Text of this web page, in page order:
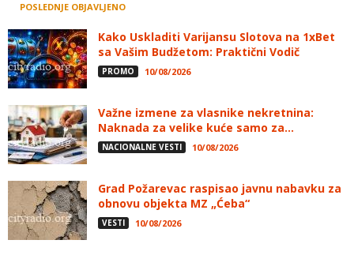
POSLEDNJE OBJAVLJENO
Kako Uskladiti Varijansu Slotova na 1xBet
sa Vašim Budžetom: Praktični Vodič
PROMO 10/08/2026
Važne izmene za vlasnike nekretnina:
Naknada za velike kuće samo za...
NACIONALNE VESTI 10/08/2026
Grad Požarevac raspisao javnu nabavku za
obnovu objekta MZ „Ćeba“
VESTI 10/08/2026